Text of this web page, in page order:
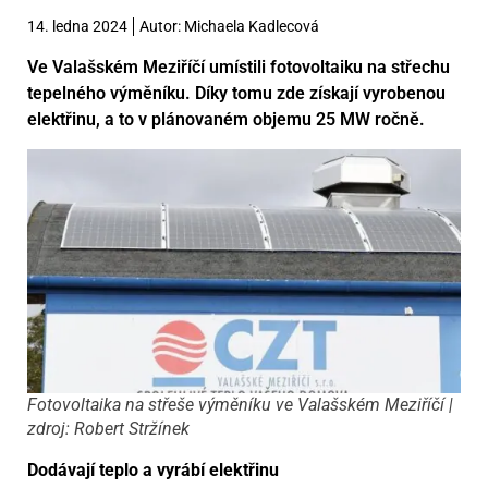
14. ledna 2024 Autor: Michaela Kadlecová
Ve Valašském Meziříčí umístili fotovoltaiku na střechu
tepelného výměníku. Díky tomu zde získají vyrobenou
elektřinu, a to v plánovaném objemu 25 MW ročně.
Fotovoltaika na střeše výměníku ve Valašském Meziříčí |
zdroj: Robert Stržínek
Dodávají teplo a vyrábí elektřinu